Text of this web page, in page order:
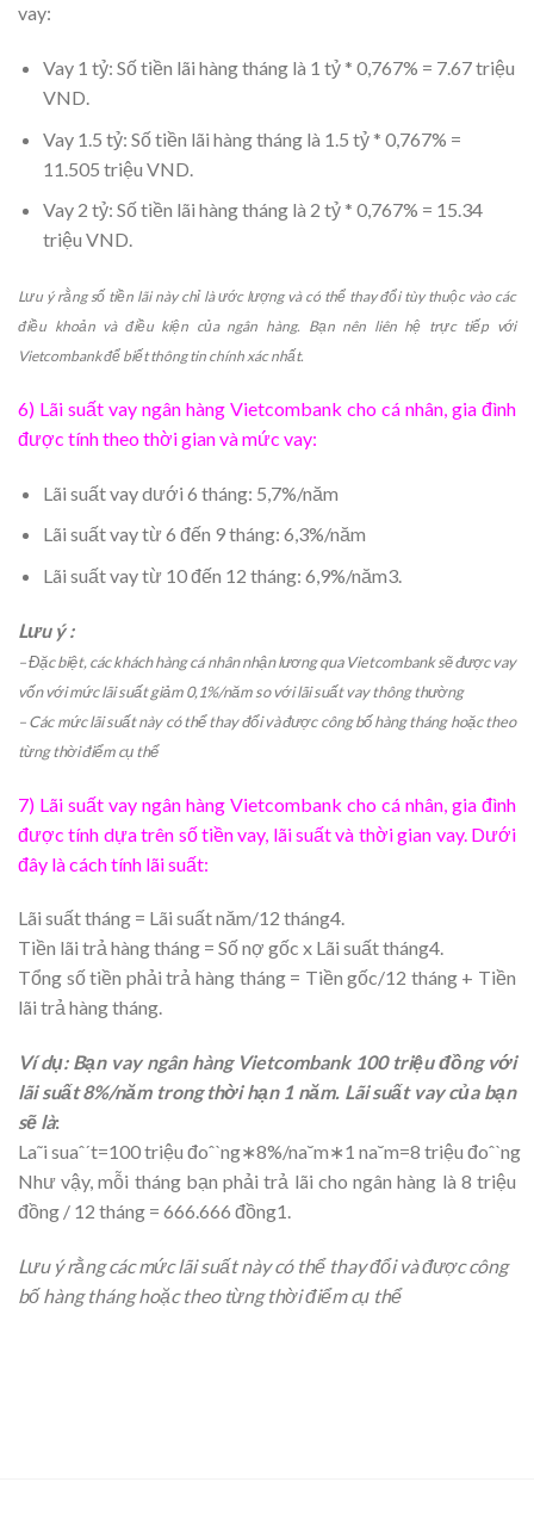
vay:
Vay 1 tỷ: Số tiền lãi hàng tháng là 1 tỷ * 0,767% = 7.67 triệu
VND.
Vay 1.5 tỷ: Số tiền lãi hàng tháng là 1.5 tỷ * 0,767% =
11.505 triệu VND.
Vay 2 tỷ: Số tiền lãi hàng tháng là 2 tỷ * 0,767% = 15.34
triệu VND.
Lưu ý rằng số tiền lãi này chỉ là ước lượng và có thể thay đổi tùy thuộc vào các
điều khoản và điều kiện của ngân hàng. Bạn nên liên hệ trực tiếp với
Vietcombank để biết thông tin chính xác nhất.
6) Lãi suất vay ngân hàng Vietcombank cho cá nhân, gia đình
được tính theo thời gian và mức vay:
Lãi suất vay dưới 6 tháng: 5,7%/năm
Lãi suất vay từ 6 đến 9 tháng: 6,3%/năm
Lãi suất vay từ 10 đến 12 tháng: 6,9%/năm3.
Lưu ý :
– Đặc biệt, các khách hàng cá nhân nhận lương qua Vietcombank sẽ được vay
vốn với mức lãi suất giảm 0,1%/năm so với lãi suất vay thông thường
– Các mức lãi suất này có thể thay đổi và được công bố hàng tháng hoặc theo
từng thời điểm cụ thể
7) Lãi suất vay ngân hàng Vietcombank cho cá nhân, gia đình
được tính dựa trên số tiền vay, lãi suất và thời gian vay. Dưới
đây là cách tính lãi suất:
Lãi suất tháng = Lãi suất năm/12 tháng4.
Tiền lãi trả hàng tháng = Số nợ gốc x Lãi suất tháng4.
Tổng số tiền phải trả hàng tháng = Tiền gốc/12 tháng + Tiền
lãi trả hàng tháng.
Ví dụ: Bạn vay ngân hàng Vietcombank 100 triệu đồng với
lãi suất 8%/năm trong thời hạn 1 năm. Lãi suất vay của bạn
sẽ là:
La˜i suaˆˊt=100 triệu đoˆˋng∗8%/na˘m∗1 na˘m=8 triệu đoˆˋng
Như vậy, mỗi tháng bạn phải trả lãi cho ngân hàng là 8 triệu
đồng / 12 tháng = 666.666 đồng1.
Lưu ý rằng các mức lãi suất này có thể thay đổi và được công
bố hàng tháng hoặc theo từng thời điểm cụ thể